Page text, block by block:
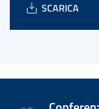
SCARICA